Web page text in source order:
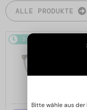
ALLE PRODUKTE
2-4 WERKTAGE
Bitte wähle aus